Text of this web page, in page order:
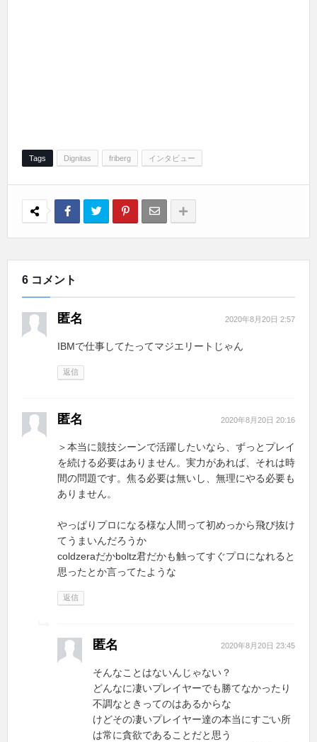
Tags Dignitas friberg インタビュー
6 コメント
匿名 2020年8月20日 2:57
IBMで仕事してたってマジエリートじゃん
返信
匿名 2020年8月20日 20:16
＞本当に競技シーンで活躍したいなら、ずっとプレイ
を続ける必要はありません。実力があれば、それは時
間の問題です。焦る必要は無いし、無理にやる必要も
ありません。
やっぱりプロになる様な人間って初めっから飛び抜け
てうまいんだろうか
coldzeraだかboltz君だかも触ってすぐプロになれると
思ったとか言ってたような
返信
匿名 2020年8月20日 23:45
そんなことはないんじゃない？
どんなに凄いプレイヤーでも勝てなかったり
不調なときってのはあるからな
けどその凄いプレイヤー達の本当にすごい所
は常に貪欲であることだと思う